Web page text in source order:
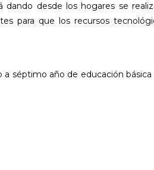
dando desde los hogares se
para que los recursos
séptimo año de educación